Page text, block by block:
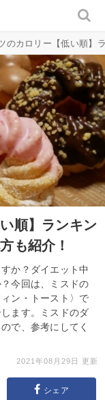
のカロリー【低い順】
順】ランキン
も紹介！
か？ダイエット中
今回は、ミスドの
ン・トースト〉で
ます。ミスドのダ
で、参考にしてく
2021年08月29日 更新
シェア